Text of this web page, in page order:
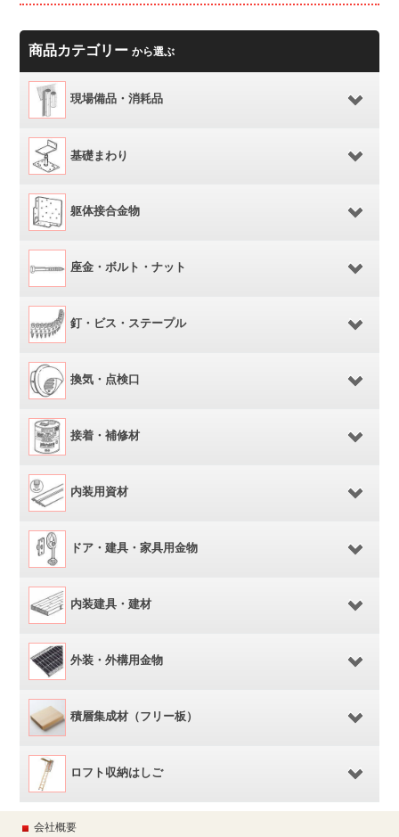
商品カテゴリーから選ぶ
現場備品・消耗品
基礎まわり
躯体接合金物
座金・ボルト・ナット
釘・ビス・ステープル
換気・点検口
接着・補修材
内装用資材
ドア・建具・家具用金物
内装建具・建材
外装・外構用金物
積層集成材（フリー板）
ロフト収納はしご
会社概要